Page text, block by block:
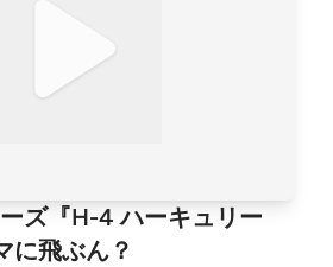
ズ『H-4 ハーキュリー
に飛ぶん？